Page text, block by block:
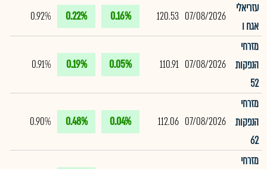
עזריאלי
אגח ו
07/08/2026
120.53
0.16%
0.22%
0.92%
מזרחי
הנפקות
52
07/08/2026
110.91
0.05%
0.19%
0.91%
מזרחי
הנפקות
62
07/08/2026
112.06
0.04%
0.48%
0.90%
מזרחי